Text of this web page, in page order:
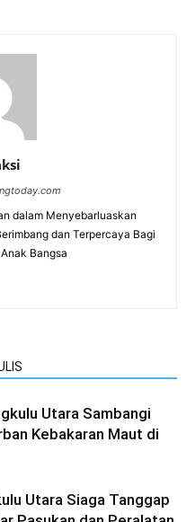
dalam Menyebarluaskan
dan Terpercaya Bagi
Bangsa
Utara Sambangi
Kebakaran Maut di
Utara Siaga Tanggap